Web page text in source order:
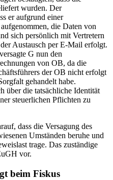
wurden. Der
er aufgrund einer
die Daten von
sich persönlich mit Vertretern
Austausch per E-Mail erfolgt.
G nun den
von OB, da die
der OB nicht erfolgt
gehandelt habe.
über die tatsächliche Identität
steuerlichen Pflichten zu
dass die Versagung des
Umständen beruhe und
trage. Das zuständige
vor.
beim Fiskus